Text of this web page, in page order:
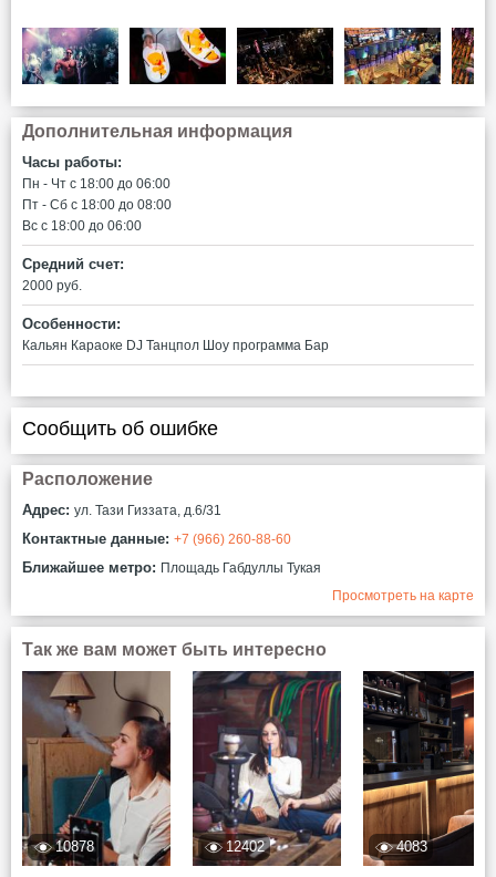
Дополнительная информация
Часы работы:
Пн - Чт c 18:00 до 06:00
Пт - Сб c 18:00 до 08:00
Вс c 18:00 до 06:00
Средний счет:
2000 руб.
Особенности:
Кальян Караоке DJ Танцпол Шоу программа Бар
Сообщить об ошибке
Расположение
Адрес: ул. Тази Гиззата, д.6/31
Контактные данные: +7 (966) 260-88-60
Ближайшее метро: Площадь Габдуллы Тукая
Просмотреть на карте
Так же вам может быть интересно
10878 12402 4083